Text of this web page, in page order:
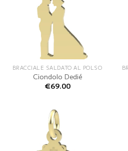
BRACCIALE SALDATO AL POLSO
Ciondolo Dedié
€69.00